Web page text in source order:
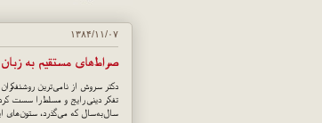
۱۳۸۴/۱۱/۰۷
صراط‌های مستقیم به
دكتر سروش از نامی‌ترین
تفكر دینی رایج و مسلط را سست
سال‌به‌سال كه می‌گذرد، ستون‌های